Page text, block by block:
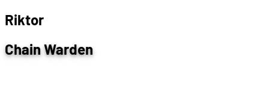
Riktor
Chain Warden